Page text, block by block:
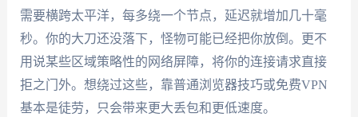
需要横跨太平洋，每多绕一个节点，延迟就增加几十毫
秒。你的大刀还没落下，怪物可能已经把你放倒。更不
用说某些区域策略性的网络屏障，将你的连接请求直接
拒之门外。想绕过这些，靠普通浏览器技巧或免费VPN
基本是徒劳，只会带来更大丢包和更低速度。